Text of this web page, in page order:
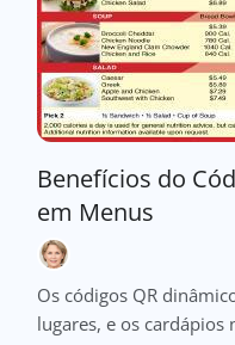
Benefícios do
em Menus
Os códigos QR
lugares, e os cardápios